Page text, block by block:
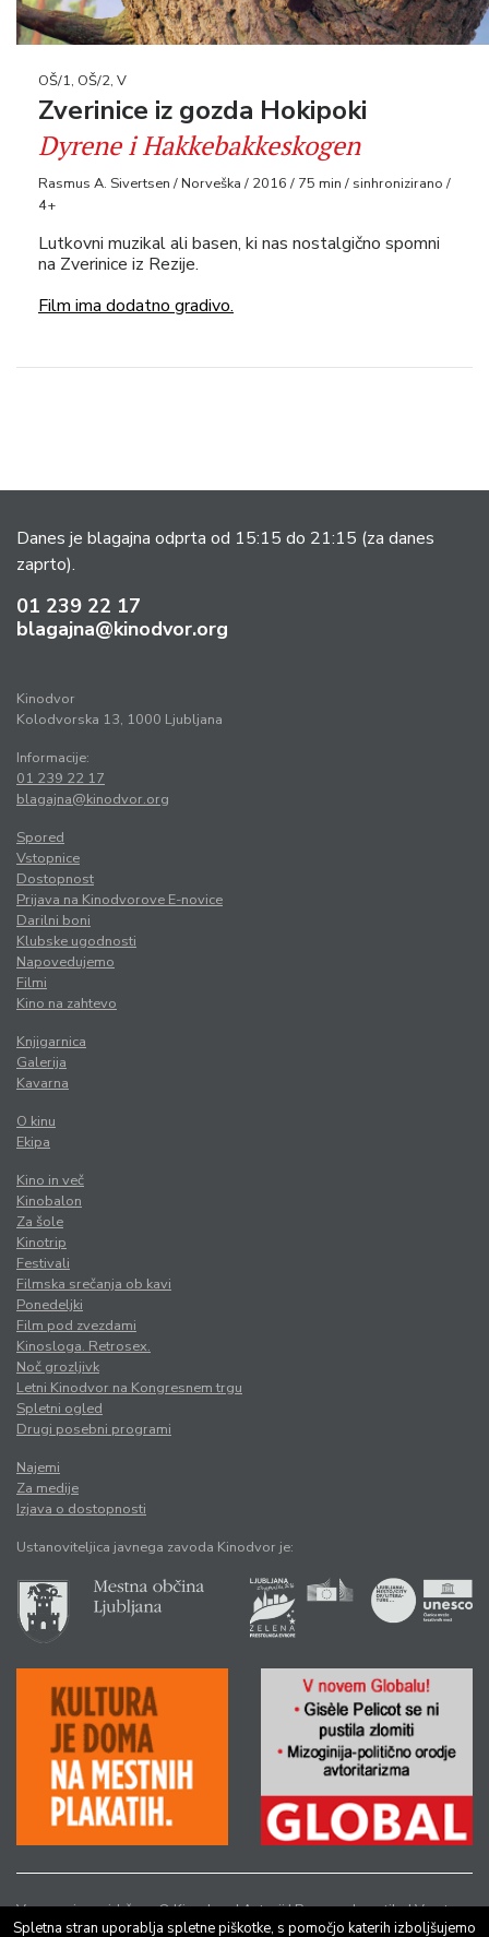
OŠ/1, OŠ/2, V
Zverinice iz gozda Hokipoki
Dyrene i Hakkebakkeskogen
Rasmus A. Sivertsen / Norveška / 2016 / 75 min / sinhronizirano /
4+
Lutkovni muzikal ali basen, ki nas nostalgično spomni
na Zverinice iz Rezije.
Film ima dodatno gradivo.
Danes je blagajna odprta od 15:15 do 21:15 (za danes
zaprto).
01 239 22 17
blagajna@kinodvor.org
Kinodvor
Kolodvorska 13, 1000 Ljubljana
Informacije:
01 239 22 17
blagajna@kinodvor.org
Spored
Vstopnice
Dostopnost
Prijava na Kinodvorove E-novice
Darilni boni
Klubske ugodnosti
Napovedujemo
Filmi
Kino na zahtevo
Knjigarnica
Galerija
Kavarna
O kinu
Ekipa
Kino in več
Kinobalon
Za šole
Kinotrip
Festivali
Filmska srečanja ob kavi
Ponedeljki
Film pod zvezdami
Kinosloga. Retrosex.
Noč grozljivk
Letni Kinodvor na Kongresnem trgu
Spletni ogled
Drugi posebni programi
Najemi
Za medije
Izjava o dostopnosti
Ustanoviteljica javnega zavoda Kinodvor je:
Vse pravice pridržane © Kinodvor |Avtorji|Pravno obvestilo|Varstvo
Spletna stran uporablja spletne piškotke, s pomočjo katerih izboljšujemo